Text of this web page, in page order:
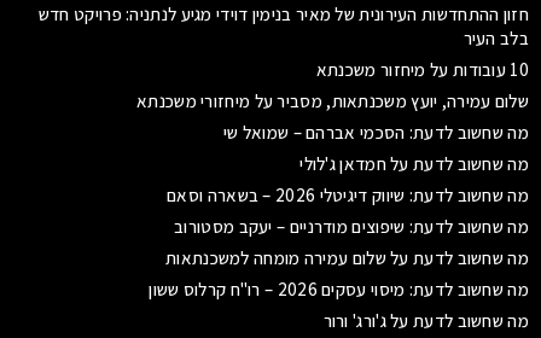
חזון ההתחדשות העירונית של מאיר בנימין דוידי מגיע לנתניה: פרויקט חדש
בלב העיר
10 עובודות על מיחזור משכנתא
שלום עמירה, יועץ משכנתאות, מסביר על מיחזורי משכנתא
מה שחשוב לדעת: הסכמי אברהם – שמואל שי
מה שחשוב לדעת על חמדאן ג'לולי
מה שחשוב לדעת: שיווק דיגיטלי 2026 – בשארה וסאם
מה שחשוב לדעת: שיפוצים מודרניים – יעקב מסטורוב
מה שחשוב לדעת על שלום עמירה מומחה למשכנתאות
מה שחשוב לדעת: מיסוי עסקים 2026 – רו"ח קרלוס ששון
מה שחשוב לדעת על ג'ורג' ורור